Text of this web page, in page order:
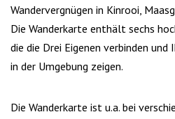
Wandervergnügen in Kinrooi,
Die Wanderkarte enthält sechs
die die Drei Eigenen verbinden
in der Umgebung zeigen.
Die Wanderkarte ist u.a. bei